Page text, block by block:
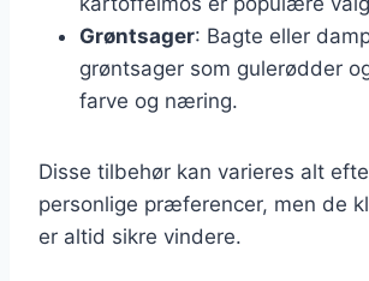
Grøntsager: Bagte eller
grøntsager som gulerødder
farve og næring.
Disse tilbehør kan varieres alt
personlige præferencer, men de
er altid sikre vindere.